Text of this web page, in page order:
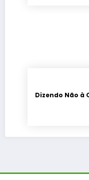
Dizendo Não à